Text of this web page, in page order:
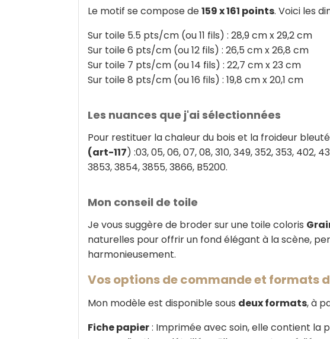
Le motif se compose de159 x 161 points. Voici les
Sur toile 5.5 pts/cm (ou 11 fils) : 28,9 cm x 29,2 cm
Sur toile 6 pts/cm (ou 12 fils) : 26,5 cm x 26,8 cm
Sur toile 7 pts/cm (ou 14 fils) : 22,7 cm x 23 cm
Sur toile 8 pts/cm (ou 16 fils) : 19,8 cm x 20,1 cm
Les nuances que j'ai sélectionnées
Pour restituer la chaleur du bois et la froideur
(art-117) :03, 05, 06, 07, 08, 310, 349, 352, 353, 402,
3853, 3854, 3855, 3866, B5200.
Mon conseil de toile
Je vous suggère de broder sur une toile coloris
naturelles pour offrir un fond élégant à la scène,
harmonieusement.
Vos options de commande et formats
Mon modèle est disponible sous deux formats, à
Fiche papier: Imprimée avec soin, elle contient